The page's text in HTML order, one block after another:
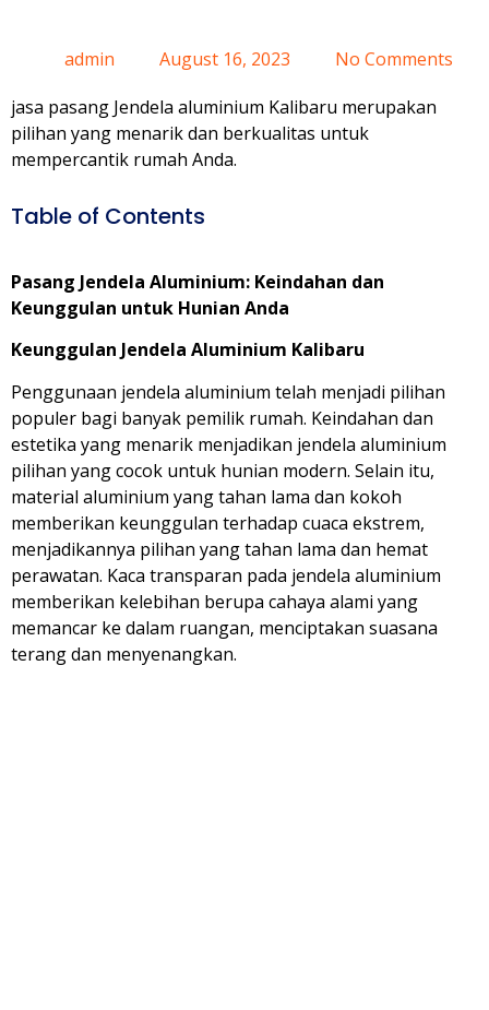
admin August 16, 2023
No Comments
jasa pasang Jendela aluminium Kalibaru merupakan
pilihan yang menarik dan berkualitas untuk
mempercantik rumah Anda.
Table of Contents
Pasang Jendela Aluminium: Keindahan dan
Keunggulan untuk Hunian Anda
Keunggulan Jendela Aluminium Kalibaru
Penggunaan jendela aluminium telah menjadi pilihan
populer bagi banyak pemilik rumah. Keindahan dan
estetika yang menarik menjadikan jendela aluminium
pilihan yang cocok untuk hunian modern. Selain itu,
material aluminium yang tahan lama dan kokoh
memberikan keunggulan terhadap cuaca ekstrem,
menjadikannya pilihan yang tahan lama dan hemat
perawatan. Kaca transparan pada jendela aluminium
memberikan kelebihan berupa cahaya alami yang
memancar ke dalam ruangan, menciptakan suasana
terang dan menyenangkan.